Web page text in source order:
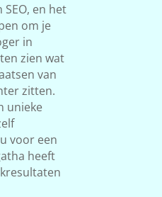
en het
om je
in
zien wat
van
zitten.
unieke
voor een
heeft